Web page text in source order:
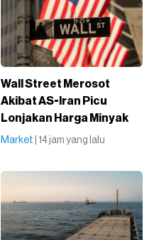
Wall Street Merosot
Akibat AS-Iran Picu
Lonjakan Harga Minyak
Market | 14 jam yang lalu